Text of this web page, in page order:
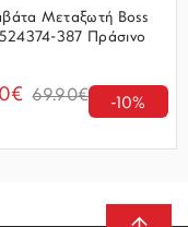
Μεταξωτή Boss
387 Πράσινο
69.90€ -10%